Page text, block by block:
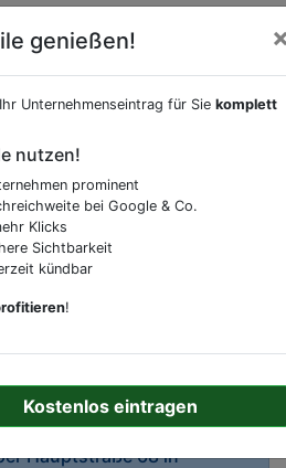
Dienstleistung
Informationen hinzufügen?
um uns zu kontaktieren.
Firmeneintrag um
besondere Services, die
abheben.
Hauptstraße 68in
genießen!
Unternehmenseintrag für Sie komplett
nutzen!
prominent
bei Google & Co.
Klicks
Sichtbarkeit
kündbar
!
Kostenlos eintragen